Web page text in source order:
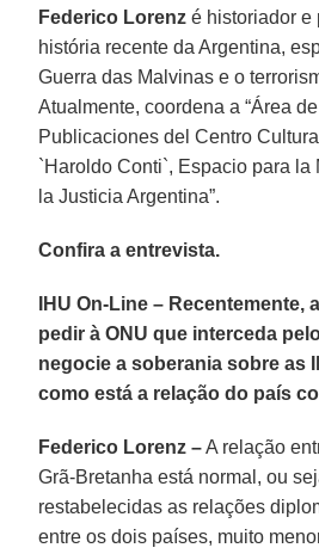
Federico Lorenzé historiador e
história recente da Argentina,
Guerra das Malvinas e o
Atualmente, coordena a “Área
Publicaciones del Centro
`Haroldo Conti`, Espacio para la
la Justicia Argentina”.
Confira a entrevista.
IHU On-Line – Recentemente,
pedir à ONU que interceda
negocie a soberania sobre as
como está a relação do país
Federico Lorenz –A relação
Grã-Bretanha está normal, ou
restabelecidas as relações
entre os dois países, muito